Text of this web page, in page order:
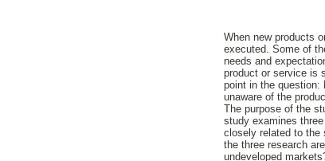
When new products
executed. Some of
needs and
product or service is
point in the question:
unaware of the
The purpose of the
study examines
closely related to the
the three research
undeveloped